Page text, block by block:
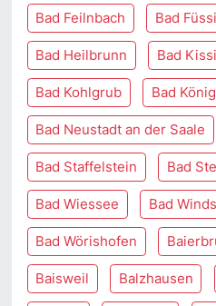
Bad Feilnbach Bad
Bad Heilbrunn Bad
Bad Kohlgrub Bad
Bad Neustadt an der Saale
Bad Staffelstein Bad
Bad Wiessee Bad
Bad Wörishofen
Baisweil Balzhausen